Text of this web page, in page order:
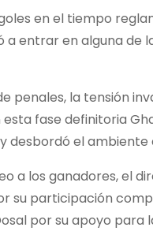
en el tiempo
a entrar en alguna
penales, la tensión
esta fase definitoria
desbordó el ambiente
a los ganadores, el
su participación
por su apoyo para